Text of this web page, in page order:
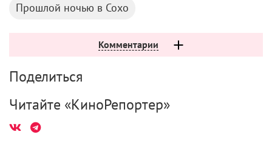
Прошлой ночью в Сохо
Комментарии
Поделиться
Читайте «КиноРепортер»